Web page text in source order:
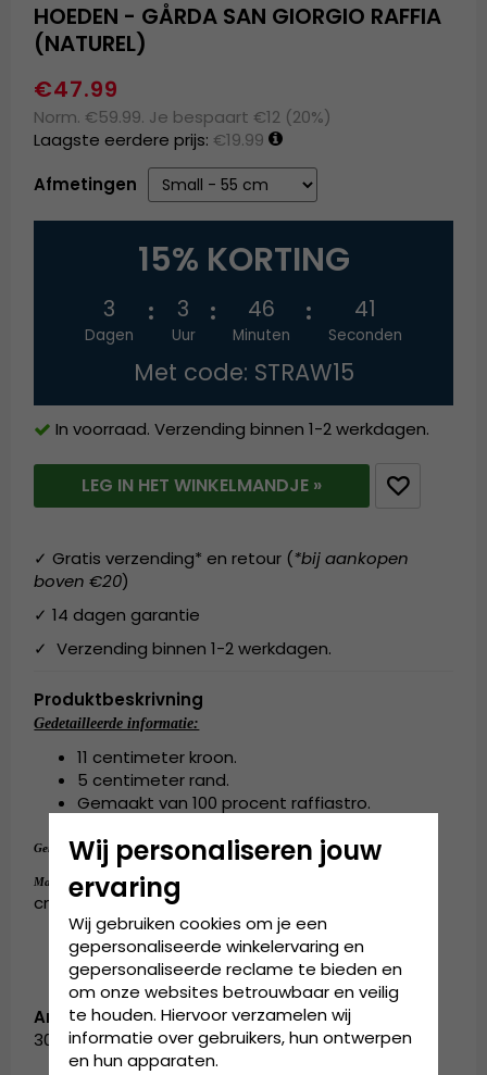
HOEDEN - GÅRDA SAN GIORGIO RAFFIA
(NATUREL)
€47.99
Norm. €59.99. Je bespaart €12 (20%)
Laagste eerdere prijs: €19.99
Afmetingen
15% KORTING
3
Dagen
3
Uur
46
Minuten
41
Seconden
Met code: STRAW15
In voorraad. Verzending binnen 1-2 werkdagen.
LEG IN HET WINKELMANDJE »
✓ Gratis verzending* en retour (*bij aankopen
boven €20)
✓ 14 dagen garantie
✓ Verzending binnen 1-2 werkdagen.
Produktbeskrivning
Gedetailleerde informatie:
11 centimeter kroon.
5 centimeter rand.
Gemaakt van 100 procent raffiastro.
Gemaakt van: 100 procent raffiastro.
Maattabel: Small - 55 cm. Medium - 57 cm. Large - 59
cm. X-Large - 61 cm.
Artikelnummer:
3051056.natur-1
Wij personaliseren jouw
ervaring
Wij gebruiken cookies om je een
gepersonaliseerde winkelervaring en
gepersonaliseerde reclame te bieden en
om onze websites betrouwbaar en veilig
te houden. Hiervoor verzamelen wij
informatie over gebruikers, hun ontwerpen
en hun apparaten.